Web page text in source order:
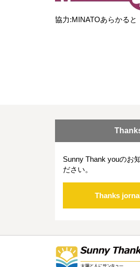
協力:MINATOあらかると
Sunny Thank youのお
ださい。
Thanks